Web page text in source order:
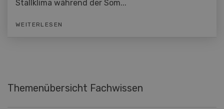
Stallklima während der Som...
WEITERLESEN
Themenübersicht Fachwissen